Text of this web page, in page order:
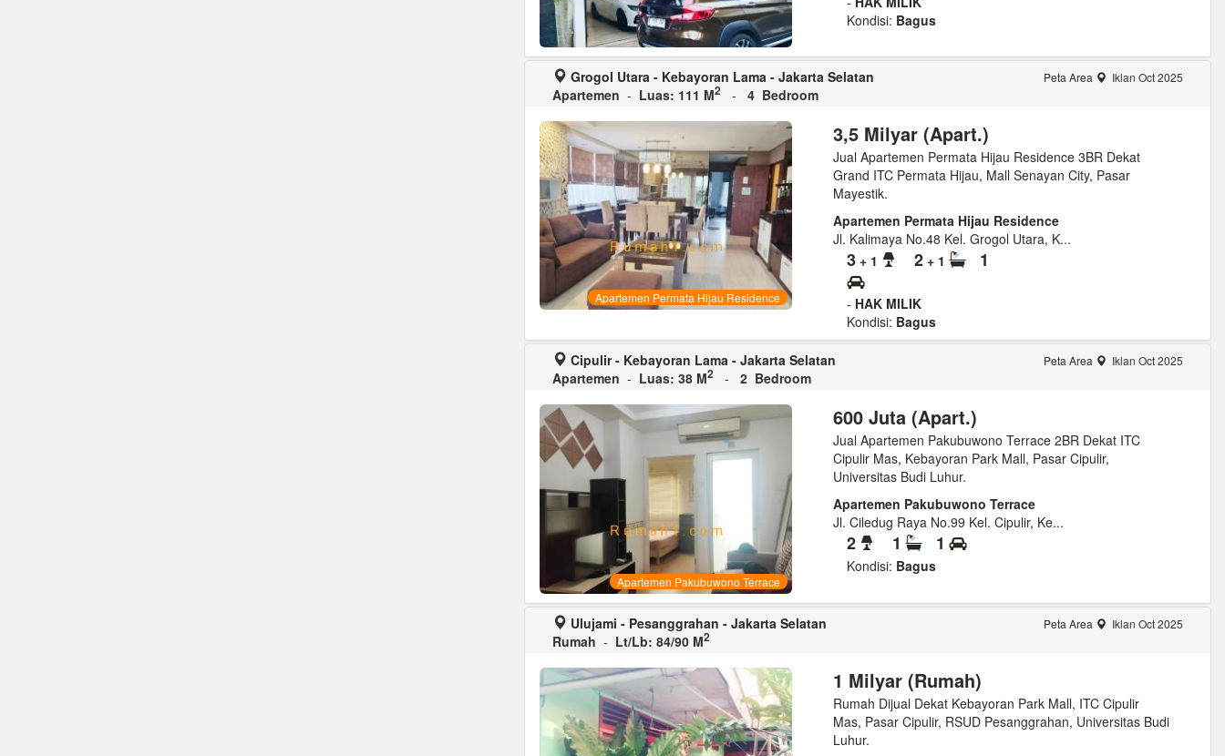
Kondisi: Bagus
Grogol Utara - Kebayoran Lama - Jakarta Selatan
Apartemen - Luas: 111 M2 - 4 Bedroom
Peta Area Iklan Oct 2025
Apartemen Permata Hijau Residence
3,5 Milyar (Apart.)
Jual Apartemen Permata Hijau Residence 3BR Dekat
Grand ITC Permata Hijau, Mall Senayan City, Pasar
Mayestik.
Apartemen Permata Hijau Residence
Jl. Kalimaya No.48 Kel. Grogol Utara, K...
3 + 1 2 + 1 1
- HAK MILIK
Kondisi: Bagus
Cipulir - Kebayoran Lama - Jakarta Selatan
Apartemen - Luas: 38 M2 - 2 Bedroom
Peta Area Iklan Oct 2025
Apartemen Pakubuwono Terrace
600 Juta (Apart.)
Jual Apartemen Pakubuwono Terrace 2BR Dekat ITC
Cipulir Mas, Kebayoran Park Mall, Pasar Cipulir,
Universitas Budi Luhur.
Apartemen Pakubuwono Terrace
Jl. Ciledug Raya No.99 Kel. Cipulir, Ke...
2 1 1
Kondisi: Bagus
Ulujami - Pesanggrahan - Jakarta Selatan
Rumah - Lt/Lb: 84/90 M2
Peta Area Iklan Oct 2025
1 Milyar (Rumah)
Rumah Dijual Dekat Kebayoran Park Mall, ITC Cipulir
Mas, Pasar Cipulir, RSUD Pesanggrahan, Universitas Budi
Luhur.